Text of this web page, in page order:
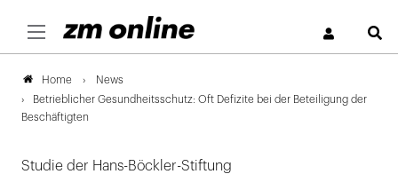
Home
News
Betrieblicher Gesundheitsschutz: Oft Defizite bei der Beteiligung der
Beschäftigten
Studie der Hans-Böckler-Stiftung